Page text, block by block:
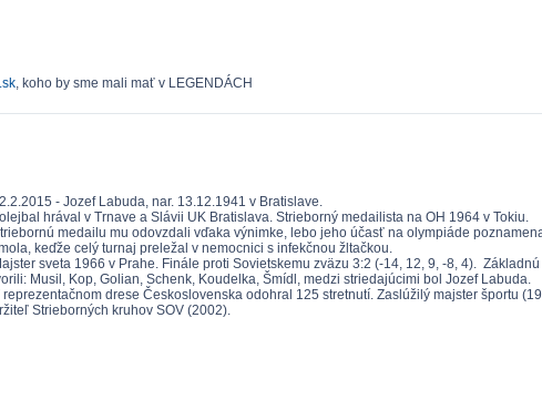
, koho by sme mali mať v LEGENDÁCH
- Jozef Labuda, nar. 13.12.1941 v Bratislave.
hrával v Trnave a Slávii UK Bratislava. Strieborný medailista na OH 1964 v Tokiu.
medailu mu odovzdali vďaka výnimke, lebo jeho účasť na olympiáde
keďže celý turnaj preležal v nemocnici s infekčnou žltačkou.
sveta 1966 v Prahe. Finále proti Sovietskemu zväzu 3:2 (-14, 12, 9, -8, 4). Základnú
Musil, Kop, Golian, Schenk, Koudelka, Šmídl, medzi striedajúcimi bol Jozef Labuda.
reprezentačnom drese Československa odohral 125 stretnutí. Zaslúžilý majster športu
Strieborných kruhov SOV (2002).